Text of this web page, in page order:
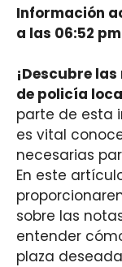
Información
a las 06:52 pm
¡Descubre
de policía
parte de esta
es vital
necesarias
En este
sobre las
entender
plaza